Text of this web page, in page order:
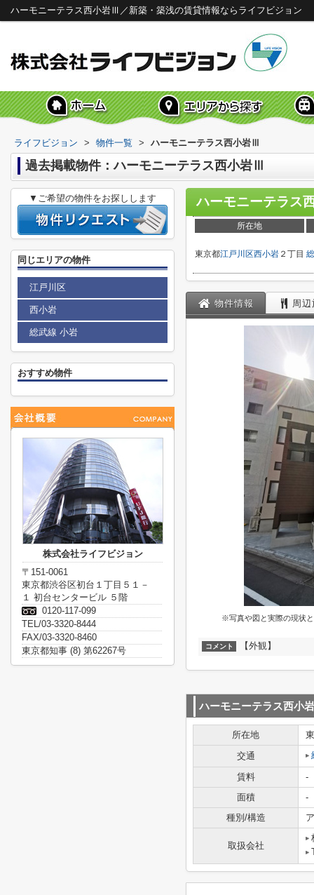
ハーモニーテラス西小岩Ⅲ／新築・築浅の賃貸情報ならライフビジョン
ライフビジョン > 物件一覧 > ハーモニーテラス西小岩Ⅲ
過去掲載物件：ハーモニーテラス西小岩Ⅲ
ハーモニーテラス
所在地
東京都江戸川区西小岩 ２丁目
物件情報 周
※写真や図と実際の現状
コメント 【外観】
ハーモニーテラス西小
所在地
交通
賃料
-
面積
-
種別/構造
取扱会社
▼ご希望の物件をお探しします
同じエリアの物件
江戸川区
西小岩
総武線 小岩
おすすめ物件
株式会社ライフビジョン
〒151-0061
東京都渋谷区初台１丁目５１－
１ 初台センタービル ５階
0120-117-099
TEL/03-3320-8444
FAX/03-3320-8460
東京都知事 (8) 第62267号